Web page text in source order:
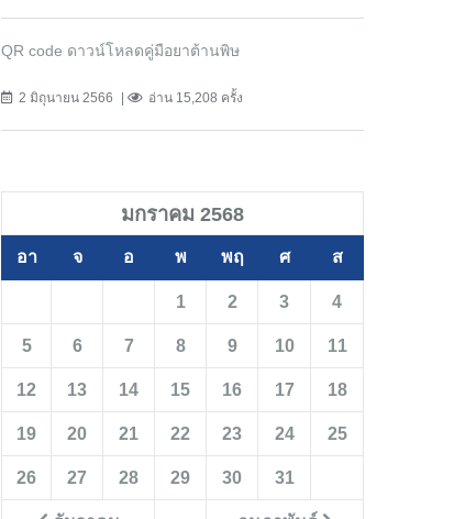
QR code ดาวน์โหลดคู่มือยาต้านพิษ
2 มิถุนายน 2566 อ่าน 15,208 ครั้ง
มกราคม 2568
อา จ อ พ พฤ ศ ส
1 2 3 4
5 6 7 8 9 10 11
12 13 14 15 16 17 18
19 20 21 22 23 24 25
26 27 28 29 30 31